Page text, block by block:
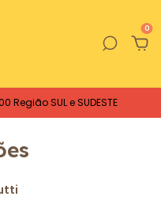
0
Região SUL e SUDESTE